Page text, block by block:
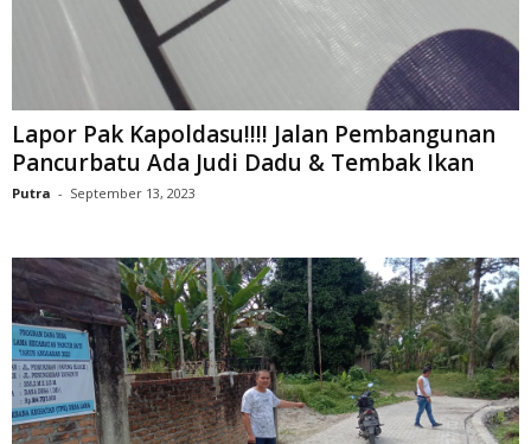
Lapor Pak Kapoldasu!!!! Jalan Pembangunan
Pancurbatu Ada Judi Dadu & Tembak Ikan
Putra - September 13, 2023